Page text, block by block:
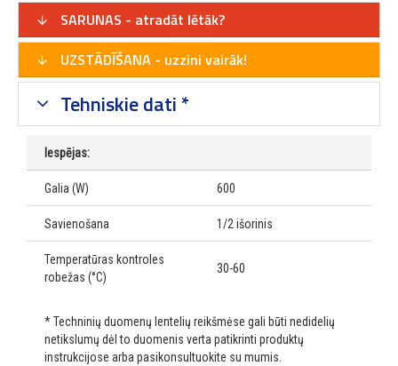
SARUNAS - atradāt lētāk?
UZSTĀDĪŠANA - uzzini vairāk!
Tehniskie dati *
Iespējas:
Galia (W) 600
Savienošana 1/2 išorinis
Temperatūras kontroles
robežas (°C)
30-60
* Techninių duomenų lentelių reikšmėse gali būti nedidelių
netikslumų dėl to duomenis verta patikrinti produktų
instrukcijose arba pasikonsultuokite su mumis.